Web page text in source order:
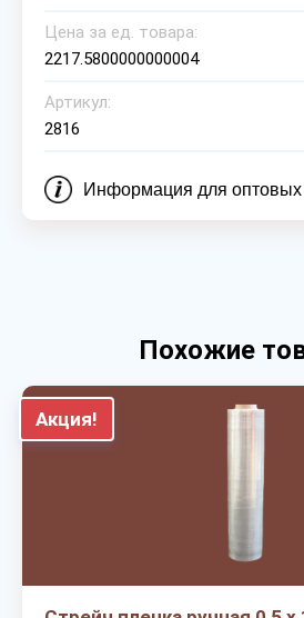
Цена за ед. товара:
2217.5800000000004
Артикул:
2816
Информация для оптовых
Похожие
Акция!